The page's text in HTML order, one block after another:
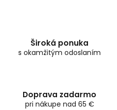
Široká ponuka
s okamžitým odoslaním
Doprava zadarmo
pri nákupe nad 65 €